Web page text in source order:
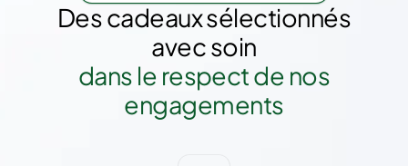
Des cadeaux sélectionnés
avec soin
dans le respect de nos
engagements